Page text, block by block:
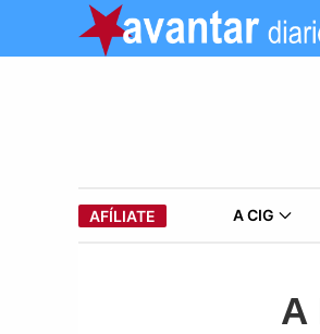
AFÍLIATE A CIG
A